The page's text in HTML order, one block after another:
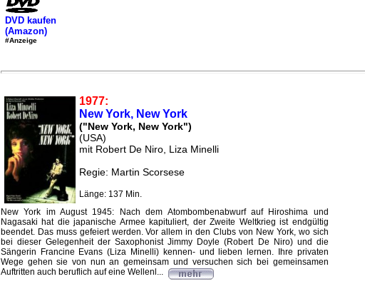
DVD kaufen
(Amazon)
#Anzeige
1977:
New York, New York
("New York, New York")
(USA)
mit Robert De Niro, Liza Minelli
Regie: Martin Scorsese
Länge: 137 Min.
New York im August 1945: Nach dem Atombombenabwurf auf Hiroshima und
Nagasaki hat die japanische Armee kapituliert, der Zweite Weltkrieg ist endgültig
beendet. Das muss gefeiert werden. Vor allem in den Clubs von New York, wo sich
bei dieser Gelegenheit der Saxophonist Jimmy Doyle (Robert De Niro) und die
Sängerin Francine Evans (Liza Minelli) kennen- und lieben lernen. Ihre privaten
Wege gehen sie von nun an gemeinsam und versuchen sich bei gemeinsamen
Auftritten auch beruflich auf eine Wellenl...